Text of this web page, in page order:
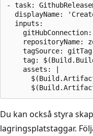
- task:
displayName:
  inputs:
repositoryName:
    tagSource: gitTag
tag:
    assets: |
Du kan också styra
lagringsplatstaggar.